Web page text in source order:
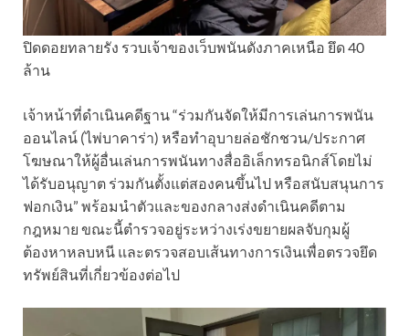
ปิดดอยทลายรัง รวบเจ้าของเว็บพนันดังภาคเหนือ ยึด 40
ล้าน
เจ้าหน้าที่ดำเนินคดีฐาน “ร่วมกันจัดให้มีการเล่นการพนัน
ออนไลน์ (ไพ่บาคาร่า) หรือทำอุบายล่อชักชวน/ประกาศ
โฆษณาให้ผู้อื่นเล่นการพนันทางสื่ออิเล็กทรอนิกส์โดยไม่
ได้รับอนุญาต ร่วมกันตั้งแต่สองคนขึ้นไป หรือสนับสนุนการ
ฟอกเงิน” พร้อมนำตัวและของกลางส่งดำเนินคดีตาม
กฎหมาย ขณะนี้ตำรวจอยู่ระหว่างเร่งขยายผลจับกุมผู้
ต้องหาหลบหนี และตรวจสอบเส้นทางการเงินเพื่อตรวจยึด
ทรัพย์สินที่เกี่ยวข้องต่อไป